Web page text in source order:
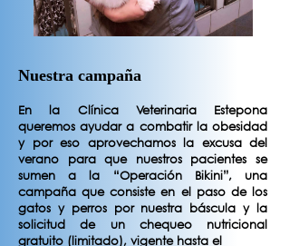
En la Clínica Veterinaria Estepona
queremos ayudar a combatir la obesidad
y por eso aprovechamos la excusa del
verano para que nuestros pacientes se
sumen a la “Operación Bikini”, una
campaña que consiste en el paso de los
gatos y perros por nuestra báscula y la
solicitud de un chequeo nutricional
gratuito (limitado), vigente hasta el
Nuestra campaña